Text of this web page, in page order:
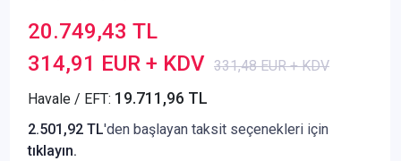
20.749,43 TL
314,91 EUR + KDV 331,48 EUR + KDV
Havale / EFT: 19.711,96 TL
2.501,92 TL'den başlayan taksit seçenekleri için
tıklayın.